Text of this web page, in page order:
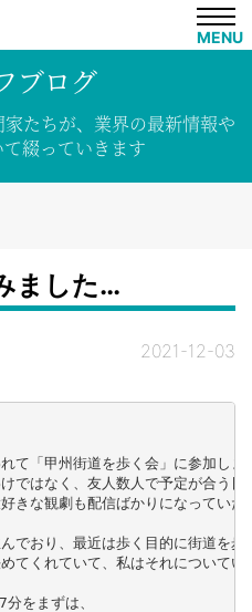
MENU
ブログ
たちが、 業界の最新情報や
綴っていきます
ました…
2021-12-03
て「甲州街道を歩く会」に参加しま
ではなく、友人数人で予定が合う
きな観劇も配信ばかりになってい
でおり、最近は歩く目的に街道を
てくれていて、私はそれについて
をまずは、